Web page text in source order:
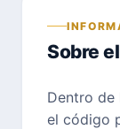
Sobre
Dentro de
el código